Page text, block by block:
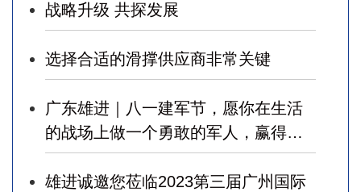
战略升级 共探发展
选择合适的滑撑供应商非常关键
广东雄进｜八一建军节，愿你在生活
的战场上做一个勇敢的军人，赢得幸
福！
雄进诚邀您莅临2023第三届广州国际